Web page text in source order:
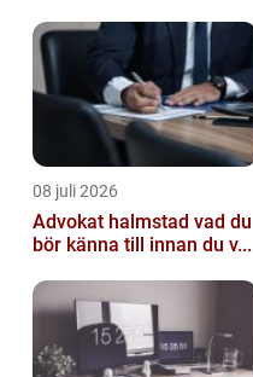
08 juli 2026
Advokat halmstad vad du
bör känna till innan du v...